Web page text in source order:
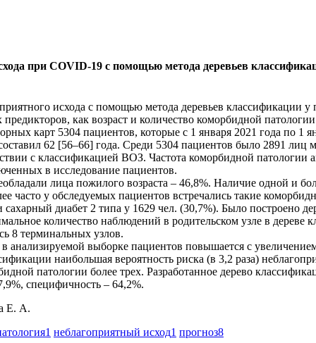
при COVID‑19 с помощью метода деревьев
исхода с помощью метода деревьев классификации
как возраст и количество коморбидной
карт 5304 пациентов, которые с 1 января 2021 года по 1
62 [56–66] года. Среди 5304 пациентов было 2891
с классификацией ВОЗ. Частота коморбидной патологии
в исследование пациентов.
лица пожилого возраста – 46,8%. Наличие одной и
часто у обследуемых пациентов встречались такие
диабет 2 типа у 1629 чел. (30,7%). Было построено
количество наблюдений в родительском узле в дереве
8 терминальных узлов.
анализируемой выборке пациентов повышается с
наибольшая вероятность риска (в 3,2 раза)
патологии более трех. Разработанное дерево
специфичность – 64,2%.
Е. А.
1 неблагоприятный исход1 прогноз8